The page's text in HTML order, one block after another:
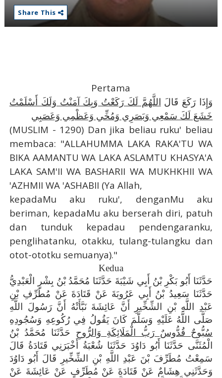
Share This
Pertama
وَإِذَا رَكَعَ قَالَ اللَّهُمَّ لَكَ رَكَعْتُ وَبِكَ آمَنْتُ وَلَكَ أَسْلَمْتُ
خَشَعَ لَكَ سَمْعِي وَبَصَرِي وَمُخِّي وَعَظْمِي وَعَصَبِي
(MUSLIM - 1290) Dan jika beliau ruku' beliau
membaca: "ALLAHUMMA LAKA RAKA'TU WA
BIKA AAMANTU WA LAKA ASLAMTU KHASYA'A
LAKA SAM'II WA BASHARII WA MUKHKHII WA
'AZHMII WA 'ASHABII (Ya Allah,
kepadaMu aku ruku', denganMu aku
beriman, kepadaMu aku berserah diri, patuh
dan tunduk kepadau pendengaranku,
penglihatanku, otakku, tulang-tulangku dan
otot-ototku semuanya)."
Kedua
حَدَّثَنَا أَبُو بَكْرِ بْنُ أَبِي شَيْبَةَ حَدَّثَنَا مُحَمَّدُ بْنُ بِشْرٍ الْعَبْدِيُّ
حَدَّثَنَا سَعِيدُ بْنُ أَبِي عَرُوبَةَ عَنْ قَتَادَةَ عَنْ مُطَرِّفِ بْنِ
عَبْدِ اللَّهِ بْنِ الشِّخِّيرِ أَنَّ عَائِشَةَ نَبَّأَتْهُ
أَنَّ رَسُولَ اللَّهِ
صَلَّى اللَّهُ عَلَيْهِ وَسَلَّمَ كَانَ يَقُولُ فِي رُكُوعِهِ وَسُجُودِهِ
سُبُّوحٌ قُدُّوسٌ رَبُّ الْمَلَائِكَةِ وَالرُّوحِ
حَدَّثَنَا مُحَمَّدُ بْنُ
الْمُثَنَّى حَدَّثَنَا أَبُو دَاوُدَ حَدَّثَنَا شُعْبَةُ أَخْبَرَنِي قَتَادَةُ قَالَ
سَمِعْتُ مُطَرِّفَ بْنَ عَبْدِ اللَّهِ بْنِ الشِّخِّيرِ قَالَ أَبُو دَاوُدَ
وَحَدَّثَنِي هِشَامٌ عَنْ قَتَادَةَ عَنْ مُطَرِّفٍ عَنْ عَائِشَةَ عَنْ